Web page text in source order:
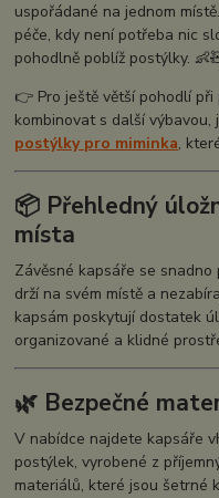
uspořádané na jednom
péče, kdy není potřeba nic
pohodlně poblíž postýlky.
👉 Pro ještě větší pohodlí při
kombinovat s další výbavou,
postýlky pro miminka,
📦 Přehledný
místa
Závěsné kapsáře se
drží na svém místě a
kapsám poskytují dostatek
organizované a klidné
🌿 Bezpečné
V nabídce najdete kapsáře
postýlek, vyrobené z
materiálů, které jsou šetrné